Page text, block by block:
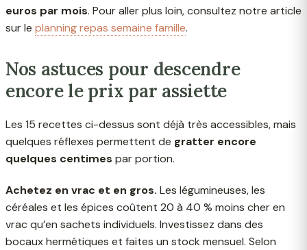
euros par mois. Pour aller plus loin, consultez notre article
sur le planning repas semaine famille.
Nos astuces pour descendre
encore le prix par assiette
Les 15 recettes ci-dessus sont déjà très accessibles, mais
quelques réflexes permettent de gratter encore
quelques centimes par portion.
Achetez en vrac et en gros. Les légumineuses, les
céréales et les épices coûtent 20 à 40 % moins cher en
vrac qu’en sachets individuels. Investissez dans des
bocaux hermétiques et faites un stock mensuel. Selon